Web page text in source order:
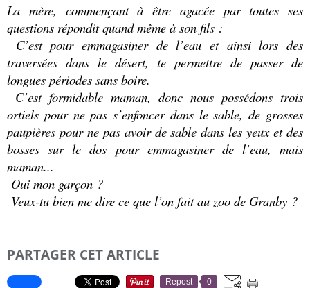
La mère, commençant à être agacée par toutes ses
questions répondit quand même à son fils :
C’est pour emmagasiner de l’eau et ainsi lors des
traversées dans le désert, te permettre de passer de
longues périodes sans boire.
C’est formidable maman, donc nous possédons trois
ortiels pour ne pas s’enfoncer dans le sable, de grosses
paupières pour ne pas avoir de sable dans les yeux et des
bosses sur le dos pour emmagasiner de l’eau, mais
maman...
Oui mon garçon ?
Veux-tu bien me dire ce que l’on fait au zoo de Granby ?
PARTAGER CET ARTICLE
Repost 0